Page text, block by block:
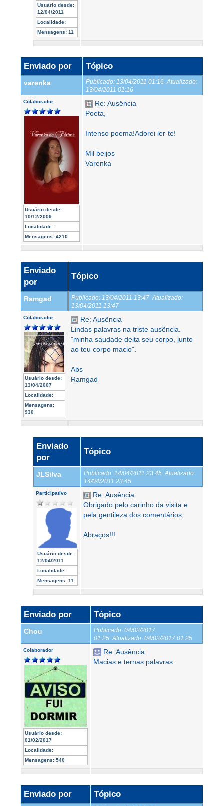
Usuário desde:
12/04/2011
Localidade:
Mensagens: 11
Enviado por Tópico
varenka Publicado: 13/04/2011 01:16 Atualizado:
13/04/2011 01:16
Colaborador
Usuário desde:
10/12/2009
Localidade:
Mensagens: 4210
Re: Ausência
Poeta,
Intenso poema!Adorei ler-te!
Mil beijos
Varenka
Enviado
por
Tópico
Ramgad Publicado: 13/04/2011 13:47 Atualizado:
13/04/2011 13:47
Colaborador
Usuário desde:
13/04/2007
Localidade:
Mensagens:
930
Re: Ausência
Lindas palavras na triste ausência.
"minha saudade deita seu corpo, junto
ao teu corpo macio".
Abs
Ramgad
Enviado
por
Tópico
JLSilva Publicado: 14/04/2011 23:45 Atualizado:
14/04/2011 23:45
Participativo
Usuário desde:
12/04/2011
Localidade:
Mensagens: 11
Re: Ausência
Obrigado pelo carinho da visita e
pela gentileza dos comentários,
Abraços!!!
Enviado por Tópico
Chou Publicado: 04/02/2017
01:25 Atualizado: 04/02/2017 01:25
Colaborador
Usuário desde:
01/02/2017
Localidade:
Mensagens: 540
Re: Ausência
Macias e ternas palavras.
Enviado por Tópico